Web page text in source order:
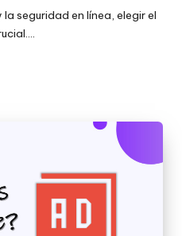
seguridad en línea, elegir el